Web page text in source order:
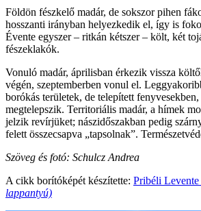
Földön fészkelő madár, de sokszor pihen
hosszanti irányban helyezkedik el, így is
Évente egyszer – ritkán kétszer – költ, két
fészeklakók.
Vonuló madár, áprilisban érkezik vissza
végén, szeptemberben vonul el.
borókás területek, de telepített
megtelepszik. Territoriális madár, a hímek
jelzik revírjüket; nászidőszakban pedig
felett összecsapva „tapsolnak”.
Szöveg és fotó: Schulcz Andrea
A cikk borítóképét készítette: Pribéli Levente
lappantyú)